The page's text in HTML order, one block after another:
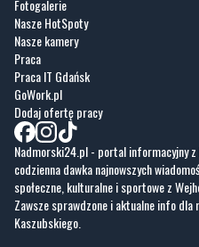
Praca IT Gdańsk
GoWork.pl
Dodaj ofertę pracy
Nadmorski24.pl - portal informacyjny z
codzienna dawka najnowszych
społeczne, kulturalne i sportowe z
Zawsze sprawdzone i aktualne info dla
Kaszubskiego.